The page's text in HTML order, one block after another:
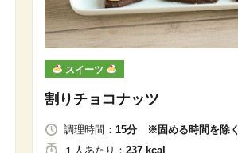
スイーツ
割りチョコナッツ
調理時間： 15分 ※固める時間を除く
１人 あたり ： 237 kcal